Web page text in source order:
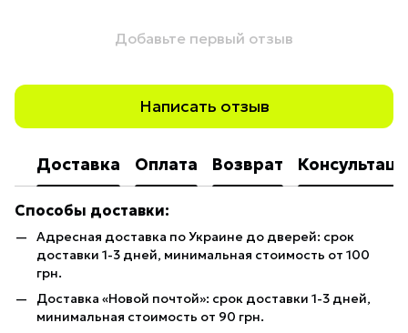
Добавьте первый отзыв
Написать отзыв
Доставка Оплата Возврат
Способы доставки:
Адресная доставка по Украине до дверей: срок
доставки 1-3 дней, минимальная стоимость от 100
грн.
Доставка «Новой почтой»: срок доставки 1-3 дней,
минимальная стоимость от 90 грн.